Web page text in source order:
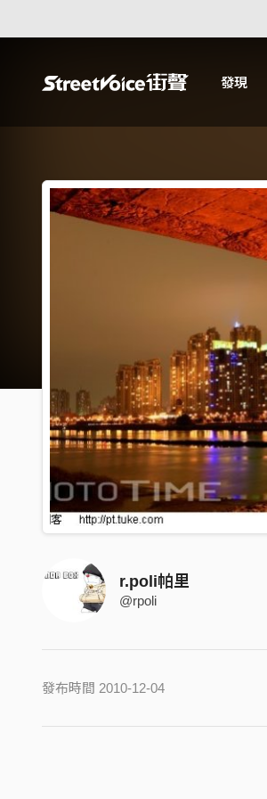
發現
r.poli帕里
@rpoli
發布時間 2010-12-04